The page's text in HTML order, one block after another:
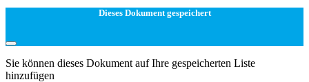
Dieses Dokument gespeichert
Sie können dieses Dokument auf Ihre gespeicherten Liste
hinzufügen